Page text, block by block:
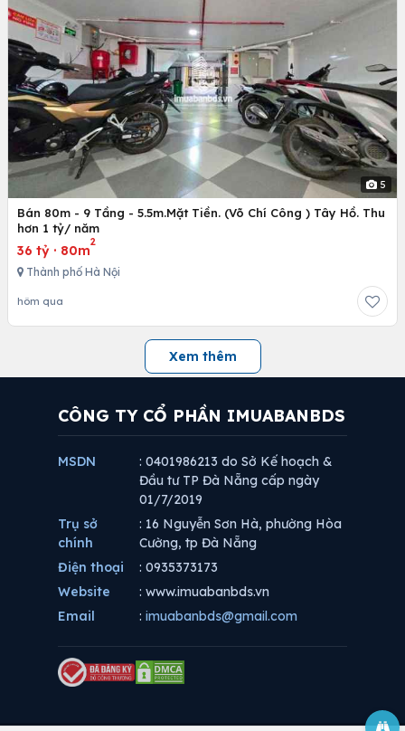
5
Bán 80m - 9 Tầng - 5.5m.Mặt Tiền. (Võ Chí Công ) Tây Hồ. Thu
hơn 1 tỷ/ năm
36 tỷ · 80m
2
Thành phố Hà Nội
hôm qua
Xem thêm
CÔNG TY CỔ PHẦN IMUABANBDS
MSDN
: 0401986213 do Sở Kế hoạch &
Đầu tư TP Đà Nẵng cấp ngày
01/7/2019
Trụ sở
chính
: 16 Nguyễn Sơn Hà, phường Hòa
Cường, tp Đà Nẵng
Điện thoại
: 0935373173
Website
: www.imuabanbds.vn
Email
: imuabanbds@gmail.com